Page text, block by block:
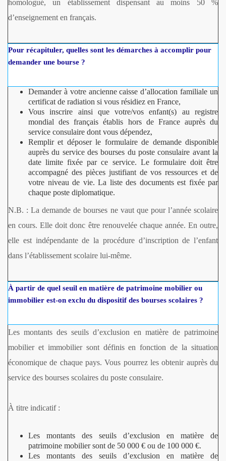
homologué, un établissement dispensant au moins 50 %
d’enseignement en français.
Pour récapituler, quelles sont les démarches à accomplir pour
demander une bourse ?
Demander à votre ancienne caisse d’allocation familiale un
certificat de radiation si vous résidiez en France,
Vous inscrire ainsi que votre/vos enfant(s) au registre
mondial des français établis hors de France auprès du
service consulaire dont vous dépendez,
Remplir et déposer le formulaire de demande disponible
auprès du service des bourses du poste consulaire avant la
date limite fixée par ce service. Le formulaire doit être
accompagné des pièces justifiant de vos ressources et de
votre niveau de vie. La liste des documents est fixée par
chaque poste diplomatique.
N.B. : La demande de bourses ne vaut que pour l’année scolaire
en cours. Elle doit donc être renouvelée chaque année. En outre,
elle est indépendante de la procédure d’inscription de l’enfant
dans l’établissement scolaire lui-même.
À partir de quel seuil en matière de patrimoine mobilier ou
immobilier est-on exclu du dispositif des bourses scolaires ?
Les montants des seuils d’exclusion en matière de patrimoine
mobilier et immobilier sont définis en fonction de la situation
économique de chaque pays. Vous pourrez les obtenir auprès du
service des bourses scolaires du poste consulaire.
À titre indicatif :
Les montants des seuils d’exclusion en matière de
patrimoine mobilier sont de 50 000 € ou de 100 000 €.
Les montants des seuils d’exclusion en matière de